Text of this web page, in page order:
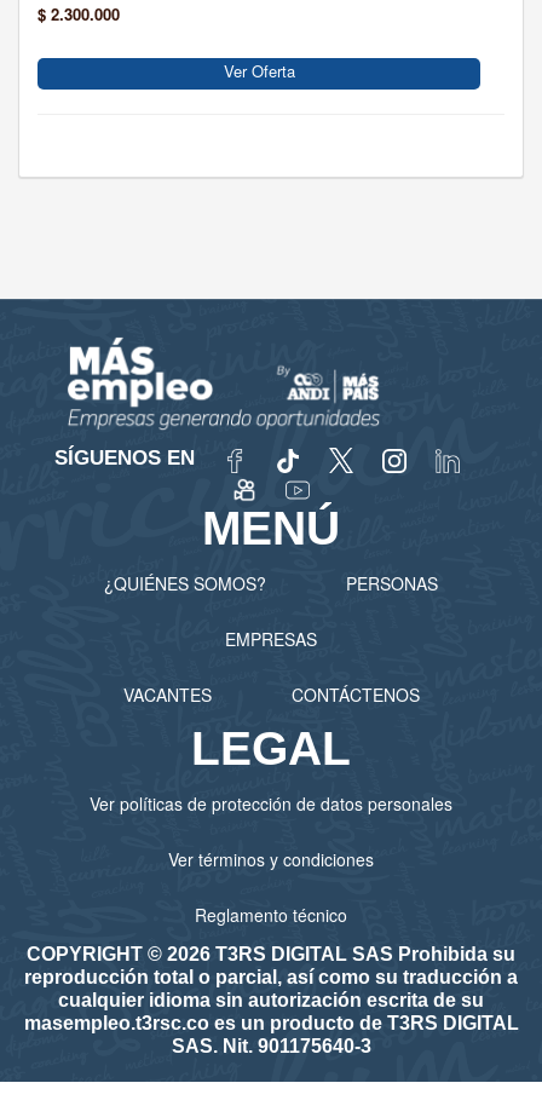
$ 2.300.000
Ver Oferta
SÍGUENOS EN
MENÚ
¿QUIÉNES SOMOS? PERSONAS
EMPRESAS
VACANTES CONTÁCTENOS
LEGAL
Ver políticas de protección de datos personales
Ver términos y condiciones
Reglamento técnico
COPYRIGHT © 2026 T3RS DIGITAL SAS Prohibida su
reproducción total o parcial, así como su traducción a
cualquier idioma sin autorización escrita de su
masempleo.t3rsc.co es un producto de T3RS DIGITAL
SAS. Nit. 901175640-3